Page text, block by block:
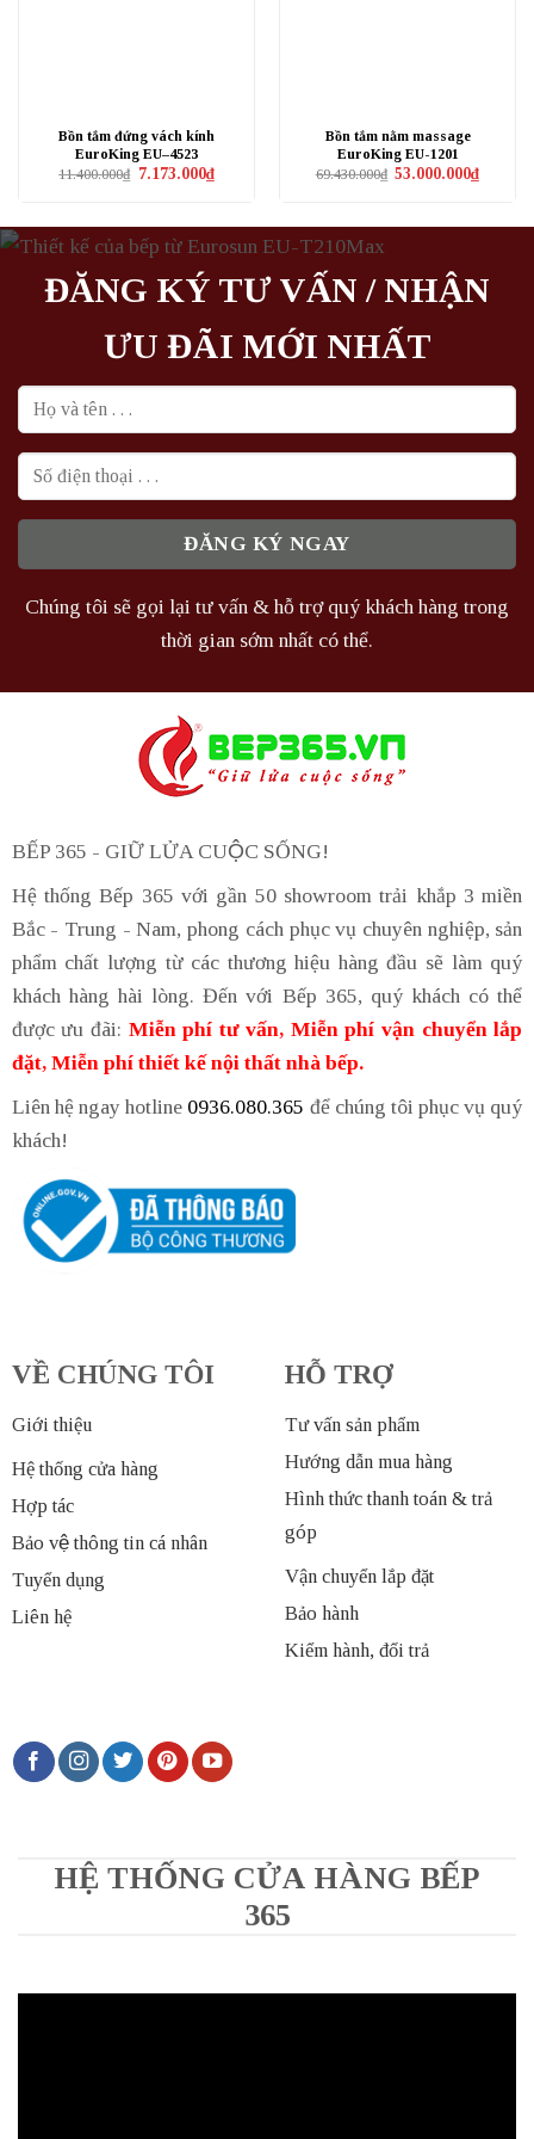
Bồn tắm đứng vách kính
EuroKing EU–4523
11.400.000₫ Giá
7.173.000₫Giá
hiện
7.173.000₫.
Bồn tắm nằm massage
EuroKing EU-1201
69.430.000₫ Giá
53.000.000₫Giá
hiện
ĐĂNG KÝ TƯ VẤN / NHẬN
ƯU ĐÃI MỚI NHẤT
Chúng tôi sẽ gọi lại tư vấn & hỗ trợ quý khách hàng trong
thời gian sớm nhất có thể.
BẾP 365 - GIỮ LỬA CUỘC SỐNG!
Hệ thống Bếp 365 với gần 50 showroom trải khắp 3 miền
Bắc - Trung - Nam, phong cách phục vụ chuyên nghiệp, sản
phẩm chất lượng từ các thương hiệu hàng đầu sẽ làm quý
khách hàng hài lòng. Đến với Bếp 365, quý khách có thể
được ưu đãi: Miễn phí tư vấn, Miễn phí vận chuyển lắp
đặt, Miễn phí thiết kế nội thất nhà bếp.
Liên hệ ngay hotline 0936.080.365 để chúng tôi phục vụ quý
khách!
VỀ CHÚNG TÔI
Giới thiệu
Hệ thống cửa hàng
Hợp tác
Bảo vệ thông tin cá nhân
Tuyển dụng
Liên hệ
HỖ TRỢ
Tư vấn sản phẩm
Hướng dẫn mua hàng
Hình thức thanh toán & trả
góp
Vận chuyển lắp đặt
Bảo hành
Kiểm hành, đổi trả
HỆ THỐNG CỬA HÀNG BẾP
365